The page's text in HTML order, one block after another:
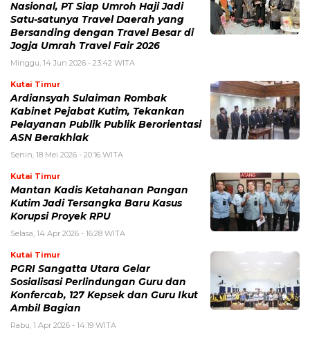
Nasional, PT Siap Umroh Haji Jadi
Satu-satunya Travel Daerah yang
Bersanding dengan Travel Besar di
Jogja Umrah Travel Fair 2026
Minggu, 14 Jun 2026 - 23:42 WITA
Kutai Timur
Ardiansyah Sulaiman Rombak
Kabinet Pejabat Kutim, Tekankan
Pelayanan Publik Publik Berorientasi
ASN Berakhlak
Senin, 18 Mei 2026 - 20:16 WITA
Kutai Timur
Mantan Kadis Ketahanan Pangan
Kutim Jadi Tersangka Baru Kasus
Korupsi Proyek RPU
Selasa, 14 Apr 2026 - 16:28 WITA
Kutai Timur
PGRI Sangatta Utara Gelar
Sosialisasi Perlindungan Guru dan
Konfercab, 127 Kepsek dan Guru Ikut
Ambil Bagian
Rabu, 1 Apr 2026 - 14:19 WITA